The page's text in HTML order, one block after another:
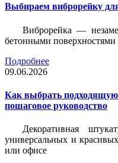
Выбираем виброрейку
Виброрейка —
бетонными поверхностями
Подробнее
09.06.2026
Как выбрать
пошаговое руководство
Декоративная
универсальных и
или офисе